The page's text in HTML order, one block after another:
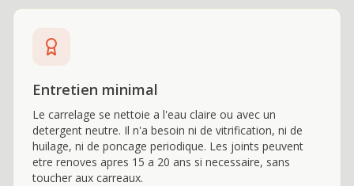
Entretien minimal
Le carrelage se nettoie a l'eau claire ou avec un
detergent neutre. Il n'a besoin ni de vitrification, ni de
huilage, ni de poncage periodique. Les joints peuvent
etre renoves apres 15 a 20 ans si necessaire, sans
toucher aux carreaux.